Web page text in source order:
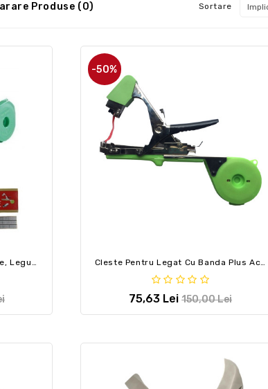
Produse (0) Sortare
-50%
75,63 Lei 150,00 Lei